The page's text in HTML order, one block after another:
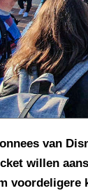
van
willen
voordeligere